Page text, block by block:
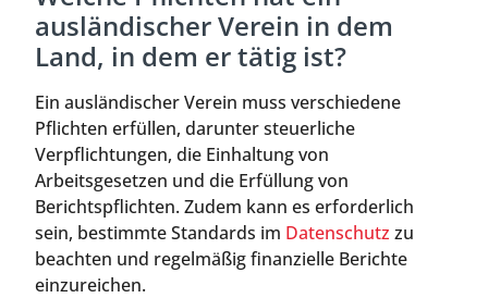
ausländischer Verein in dem
Land, in dem er tätig ist?
Ein ausländischer Verein muss verschiedene
Pflichten erfüllen, darunter steuerliche
Verpflichtungen, die Einhaltung von
Arbeitsgesetzen und die Erfüllung von
Berichtspflichten. Zudem kann es erforderlich
sein, bestimmte Standards im Datenschutz zu
beachten und regelmäßig finanzielle Berichte
einzureichen.